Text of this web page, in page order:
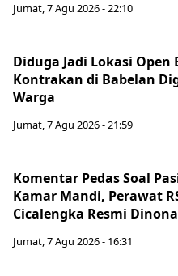
Jumat, 7 Agu 2026 - 22:10
Diduga Jadi Lokasi Open
Kontrakan di Babelan
Warga
Jumat, 7 Agu 2026 - 21:59
Komentar Pedas Soal
Kamar Mandi, Perawat
Cicalengka Resmi
Jumat, 7 Agu 2026 - 16:31